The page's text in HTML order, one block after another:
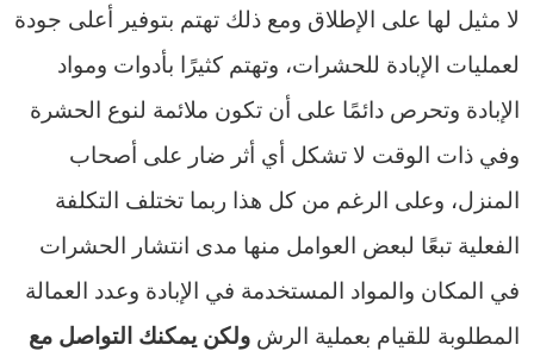
لا مثيل لها على الإطلاق ومع ذلك تهتم بتوفير أعلى جودة
لعمليات الإبادة للحشرات، وتهتم كثيرًا بأدوات ومواد
الإبادة وتحرص دائمًا على أن تكون ملائمة لنوع الحشرة
وفي ذات الوقت لا تشكل أي أثر ضار على أصحاب
المنزل، وعلى الرغم من كل هذا ربما تختلف التكلفة
الفعلية تبعًا لبعض العوامل منها مدى انتشار الحشرات
في المكان والمواد المستخدمة في الإبادة وعدد العمالة
المطلوبة للقيام بعملية الرش ولكن يمكنك التواصل مع